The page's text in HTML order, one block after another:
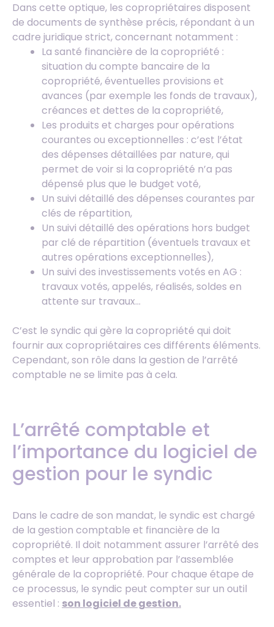
Dans cette optique, les copropriétaires disposent
de documents de synthèse précis, répondant à un
cadre juridique strict, concernant notamment :
La santé financière de la copropriété :
situation du compte bancaire de la
copropriété, éventuelles provisions et
avances (par exemple les fonds de travaux),
créances et dettes de la copropriété,
Les produits et charges pour opérations
courantes ou exceptionnelles : c’est l’état
des dépenses détaillées par nature, qui
permet de voir si la copropriété n’a pas
dépensé plus que le budget voté,
Un suivi détaillé des dépenses courantes par
clés de répartition,
Un suivi détaillé des opérations hors budget
par clé de répartition (éventuels travaux et
autres opérations exceptionnelles),
Un suivi des investissements votés en AG :
travaux votés, appelés, réalisés, soldes en
attente sur travaux…
C’est le syndic qui gère la copropriété qui doit
fournir aux copropriétaires ces différents éléments.
Cependant, son rôle dans la gestion de l’arrêté
comptable ne se limite pas à cela.
L’arrêté comptable et
l’importance du logiciel de
gestion pour le syndic
Dans le cadre de son mandat, le syndic est chargé
de la gestion comptable et financière de la
copropriété. Il doit notamment assurer l’arrêté des
comptes et leur approbation par l’assemblée
générale de la copropriété. Pour chaque étape de
ce processus, le syndic peut compter sur un outil
essentiel : son logiciel de gestion.